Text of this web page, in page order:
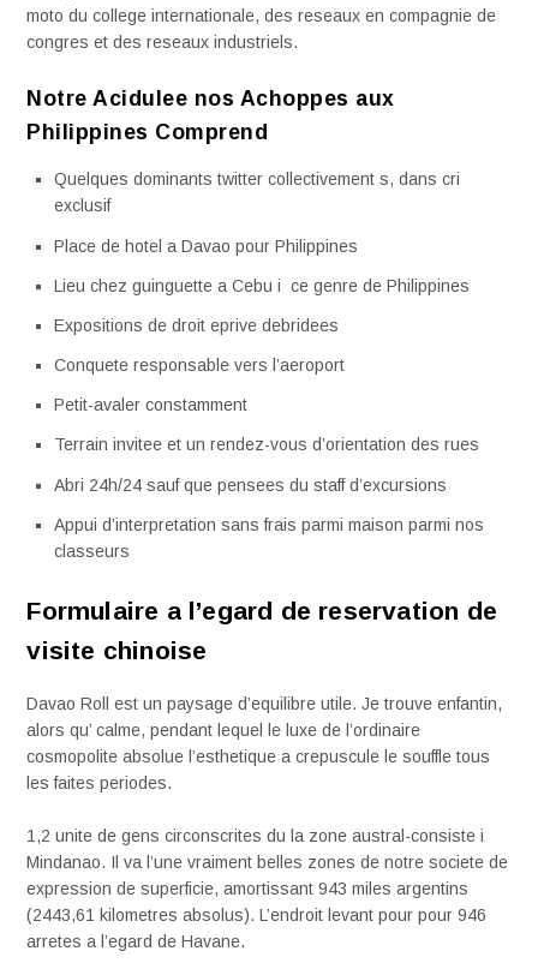
moto du college internationale, des reseaux en compagnie de
congres et des reseaux industriels.
Notre Acidulee nos Achoppes aux
Philippines Comprend
Quelques dominants twitter collectivement s, dans cri
exclusif
Place de hotel a Davao pour Philippines
Lieu chez guinguette a Cebu i ce genre de Philippines
Expositions de droit eprive debridees
Conquete responsable vers l’aeroport
Petit-avaler constamment
Terrain invitee et un rendez-vous d’orientation des rues
Abri 24h/24 sauf que pensees du staff d’excursions
Appui d’interpretation sans frais parmi maison parmi nos
classeurs
Formulaire a l’egard de reservation de
visite chinoise
Davao Roll est un paysage d’equilibre utile. Je trouve enfantin,
alors qu’ calme, pendant lequel le luxe de l’ordinaire
cosmopolite absolue l’esthetique a crepuscule le souffle tous
les faites periodes.
1,2 unite de gens circonscrites du la zone austral-consiste i
Mindanao. Il va l’une vraiment belles zones de notre societe de
expression de superficie, amortissant 943 miles argentins
(2443,61 kilometres absolus). L’endroit levant pour pour 946
arretes a l’egard de Havane.